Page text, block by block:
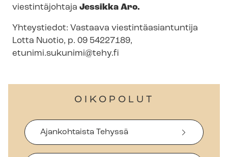
viestintäjohtaja Jessikka Aro.
Yhteystiedot: Vastaava vies­tin­tä­asian­tun­ti­ja
Lotta Nuotio, p. 09 54227189,
etunimi.sukunimi@tehy.fi
OIKOPOLUT
Ajankohtaista Tehyssä